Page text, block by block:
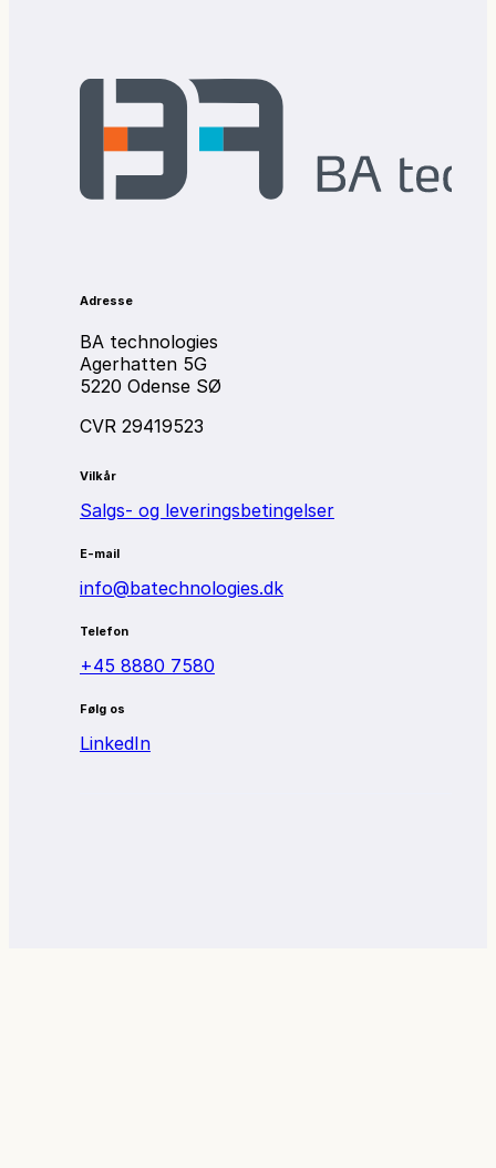
Adresse
BA technologies
Agerhatten 5G
5220 Odense SØ
CVR 29419523
Vilkår
Salgs- og leveringsbetingelser
E-mail
info@batechnologies.dk
Telefon
+45 8880 7580
Følg os
LinkedIn